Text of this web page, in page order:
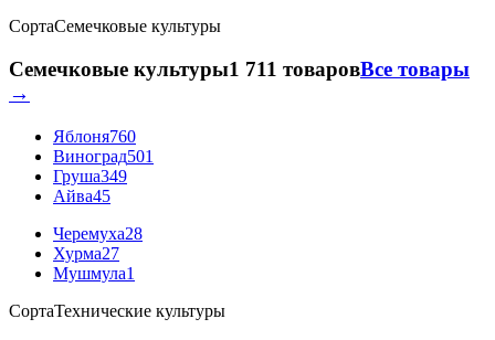
СортаСемечковые культуры
Семечковые культуры1 711 товаровВсе товары
→
Яблоня760
Виноград501
Груша349
Айва45
Черемуха28
Хурма27
Мушмула1
СортаТехнические культуры